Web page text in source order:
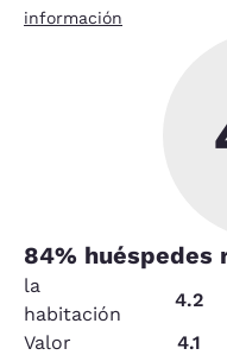
información
84% huéspedes
la
habitación
4.2
Valor
4.1